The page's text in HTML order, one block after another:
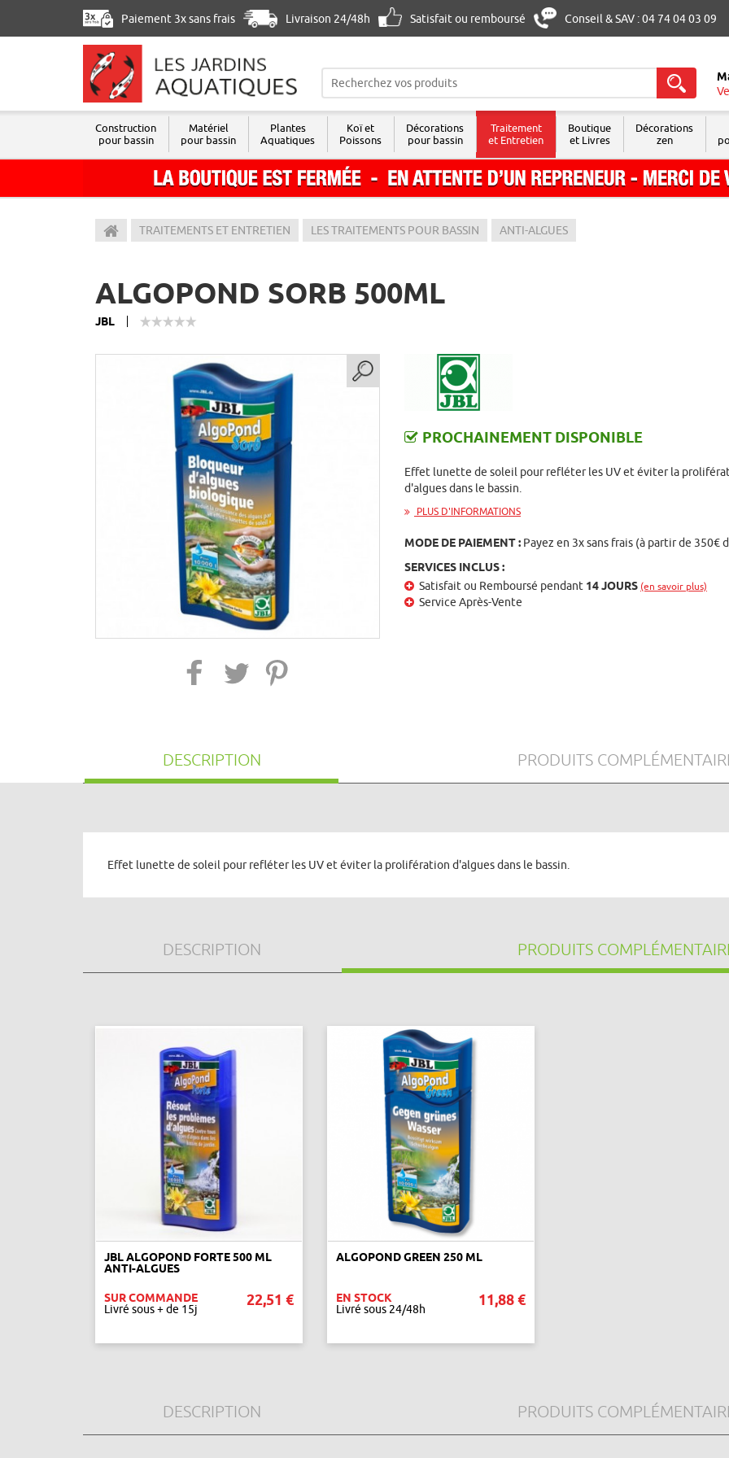
Paiement 3x sans frais Livraison 24/48h Satisfait ou remboursé Conseil & SAV : 04 74 04 03 09
Les Jardins Aquatiques
Construction
pour bassin
Matériel
pour bassin
Plantes
Aquatiques
Koï et
Poissons
Décorations
pour bassin
Traitement
et Entretien
Boutique
et Livres
Décorations
zen
TRAITEMENTS ET ENTRETIEN LES TRAITEMENTS POUR BASSIN ANTI-ALGUES
ALGOPOND SORB 500ML
JBL
PROCHAINEMENT DISPONIBLE
Effet lunette de soleil pour refléter les UV et éviter la
d'algues dans le bassin.
PLUS D'INFORMATIONS
MODE DE PAIEMENT : Payez en 3x sans frais (à partir de 350€
SERVICES INCLUS :
Satisfait ou Remboursé pendant 14 JOURS (en savoir plus)
Service Après-Vente
DESCRIPTION PRODUITS
Effet lunette de soleil pour refléter les UV et éviter la prolifération d'algues dans le bassin.
DESCRIPTION PRODUITS
JBL ALGOPOND FORTE 500 ML
ANTI-ALGUES
SUR COMMANDE
Livré sous + de 15j
22,51 €
ALGOPOND GREEN 250 ML
EN STOCK
Livré sous 24/48h
11,88 €
DESCRIPTION PRODUITS